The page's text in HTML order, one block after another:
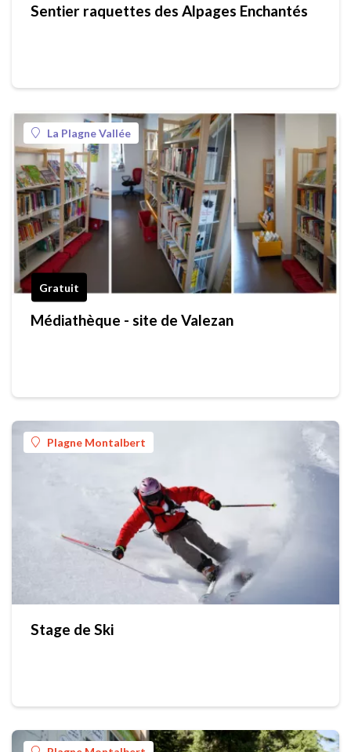
Sentier raquettes des Alpages Enchantés
La Plagne Vallée
Gratuit
Médiathèque - site de Valezan
Plagne Montalbert
Stage de Ski